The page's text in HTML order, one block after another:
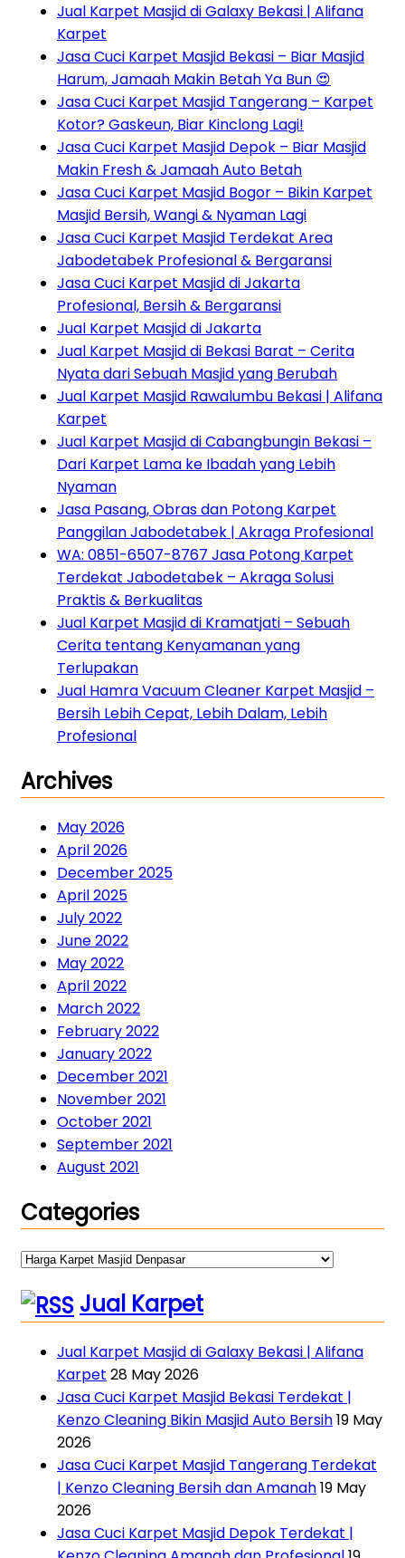
Jual Karpet Masjid di Galaxy Bekasi | Alifana
Karpet
Jasa Cuci Karpet Masjid Bekasi – Biar Masjid
Harum, Jamaah Makin Betah Ya Bun 😍
Jasa Cuci Karpet Masjid Tangerang – Karpet
Kotor? Gaskeun, Biar Kinclong Lagi!
Jasa Cuci Karpet Masjid Depok – Biar Masjid
Makin Fresh & Jamaah Auto Betah
Jasa Cuci Karpet Masjid Bogor – Bikin Karpet
Masjid Bersih, Wangi & Nyaman Lagi
Jasa Cuci Karpet Masjid Terdekat Area
Jabodetabek Profesional & Bergaransi
Jasa Cuci Karpet Masjid di Jakarta
Profesional, Bersih & Bergaransi
Jual Karpet Masjid di Jakarta
Jual Karpet Masjid di Bekasi Barat – Cerita
Nyata dari Sebuah Masjid yang Berubah
Jual Karpet Masjid Rawalumbu Bekasi | Alifana
Karpet
Jual Karpet Masjid di Cabangbungin Bekasi –
Dari Karpet Lama ke Ibadah yang Lebih
Nyaman
Jasa Pasang, Obras dan Potong Karpet
Panggilan Jabodetabek | Akraga Profesional
WA: 0851-6507-8767 Jasa Potong Karpet
Terdekat Jabodetabek – Akraga Solusi
Praktis & Berkualitas
Jual Karpet Masjid di Kramatjati – Sebuah
Cerita tentang Kenyamanan yang
Terlupakan
Jual Hamra Vacuum Cleaner Karpet Masjid –
Bersih Lebih Cepat, Lebih Dalam, Lebih
Profesional
Archives
May 2026
April 2026
December 2025
April 2025
July 2022
June 2022
May 2022
April 2022
March 2022
February 2022
January 2022
December 2021
November 2021
October 2021
September 2021
August 2021
Categories
Categories
Jual Karpet
Jual Karpet Masjid di Galaxy Bekasi | Alifana
Karpet 28 May 2026
Jasa Cuci Karpet Masjid Bekasi Terdekat |
Kenzo Cleaning Bikin Masjid Auto Bersih19 May
2026
Jasa Cuci Karpet Masjid Tangerang Terdekat
| Kenzo Cleaning Bersih dan Amanah19 May
2026
Jasa Cuci Karpet Masjid Depok Terdekat |